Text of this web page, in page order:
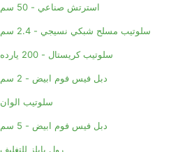
استرتش صناعي - 50 سم
سلوتيب مسلح شبكي نسيجي - 2.4 سم
سلوتيب كريستال - 200 يارده
دبل فيس فوم ابيض - 2 سم
سلوتيب الوان
دبل فيس فوم ابيض - 5 سم
رول بابلز للتغليف